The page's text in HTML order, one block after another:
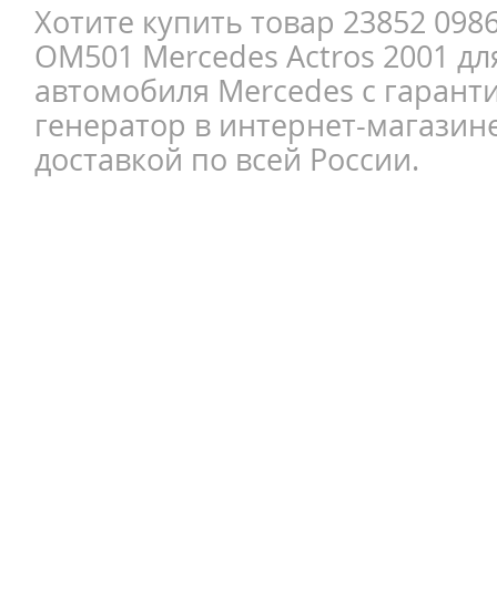
Хотите купить товар 23852
OM501 Mercedes Actros 2001
автомобиля Mercedes с
генератор в интернет-
доставкой по всей России.